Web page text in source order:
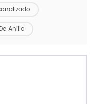
Anillo